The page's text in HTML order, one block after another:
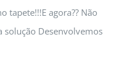
tapete!!!E agora?? Não
solução Desenvolvemos